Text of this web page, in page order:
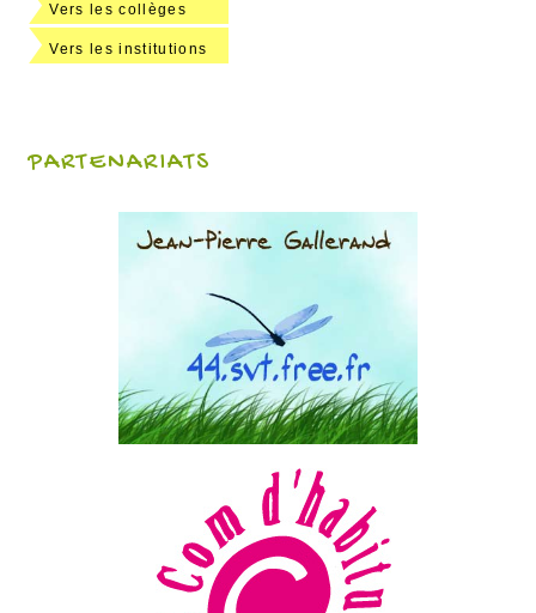
Vers les collèges
Vers les institutions
PARTENARIATS